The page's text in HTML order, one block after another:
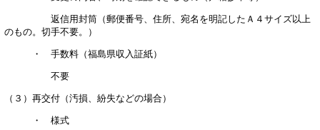
返信用封筒（郵便番号、住所、宛名を明記したＡ４サイズ以上
のもの。切手不要。）
・ 手数料（福島県収入証紙）
不要
（３）再交付（汚損、紛失などの場合）
・ 様式